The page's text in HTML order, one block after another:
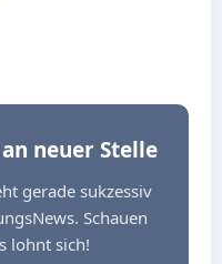
neuer Stelle
gerade sukzessiv
Schauen
lohnt sich!